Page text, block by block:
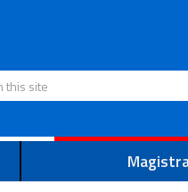
this site